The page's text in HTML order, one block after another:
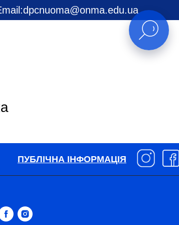
dpcnuoma@onma.edu.ua
ПУБЛІЧНА ІНФОРМАЦІЯ